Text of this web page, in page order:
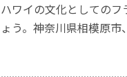
ハワイの文化としての
ょう。神奈川県相模原市